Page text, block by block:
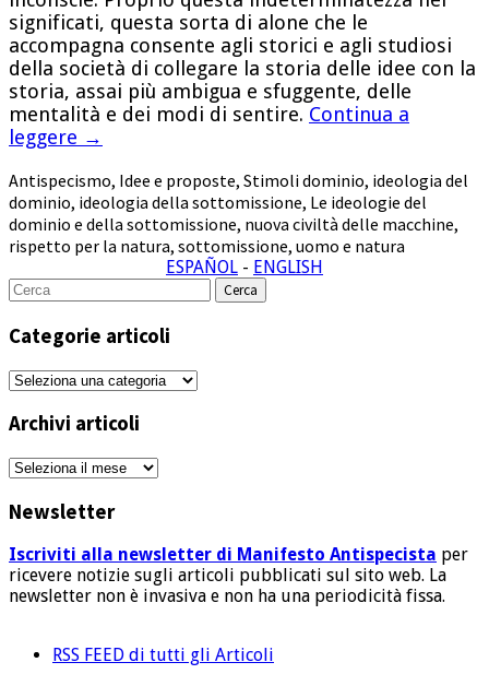
significati, questa sorta di alone che le
accompagna consente agli storici e agli studiosi
della società di collegare la storia delle idee con la
storia, assai più ambigua e sfuggente, delle
mentalità e dei modi di sentire. Continua a
leggere →
Antispecismo, Idee e proposte, Stimolidominio, ideologia del
dominio, ideologia della sottomissione, Le ideologie del
dominio e della sottomissione, nuova civiltà delle macchine,
rispetto per la natura, sottomissione, uomo e natura
ESPAÑOL - ENGLISH
Cerca
per:
Categorie articoli
Categorie
Archivi articoli
Archivi
Newsletter
Iscriviti alla newsletter di Manifesto Antispecista per
ricevere notizie sugli articoli pubblicati sul sito web. La
newsletter non è invasiva e non ha una periodicità fissa.
RSS FEED di tutti gli Articoli